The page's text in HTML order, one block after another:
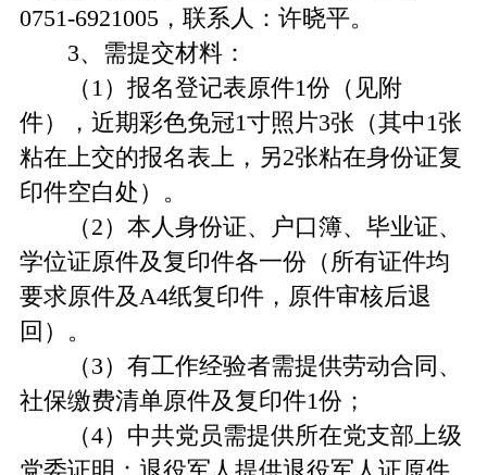
0751-6921005，联系人：许晓平。
3、需提交材料：
（1）报名登记表原件1份（见附
件），近期彩色免冠1寸照片3张（其中1张
粘在上交的报名表上，另2张粘在身份证复
印件空白处）。
（2）本人身份证、户口簿、毕业证、
学位证原件及复印件各一份（所有证件均
要求原件及A4纸复印件，原件审核后退
回）。
（3）有工作经验者需提供劳动合同、
社保缴费清单原件及复印件1份；
（4）中共党员需提供所在党支部上级